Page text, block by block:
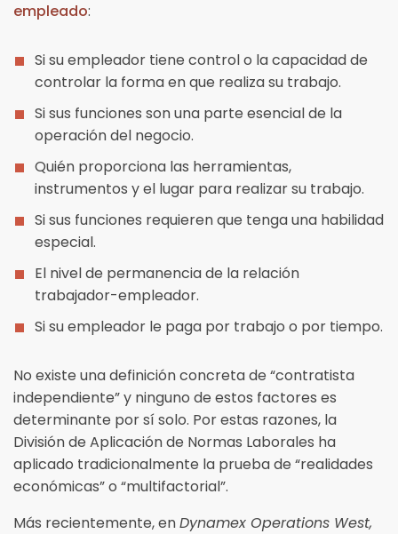
empleado:
Si su empleador tiene control o la capacidad de
controlar la forma en que realiza su trabajo.
Si sus funciones son una parte esencial de la
operación del negocio.
Quién proporciona las herramientas,
instrumentos y el lugar para realizar su trabajo.
Si sus funciones requieren que tenga una habilidad
especial.
El nivel de permanencia de la relación
trabajador-empleador.
Si su empleador le paga por trabajo o por tiempo.
No existe una definición concreta de “contratista
independiente” y ninguno de estos factores es
determinante por sí solo. Por estas razones, la
División de Aplicación de Normas Laborales ha
aplicado tradicionalmente la prueba de “realidades
económicas” o “multifactorial”.
Más recientemente, enDynamex Operations West,